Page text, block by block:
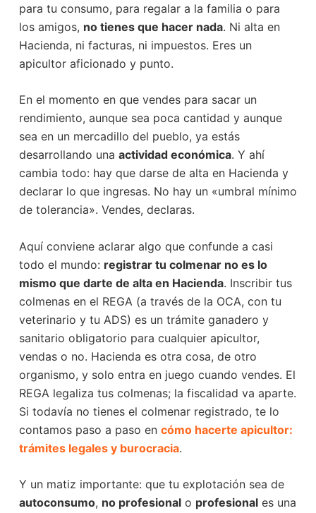
para tu consumo, para regalar a la familia o para
los amigos, no tienes que hacer nada. Ni alta en
Hacienda, ni facturas, ni impuestos. Eres un
apicultor aficionado y punto.
En el momento en que vendes para sacar un
rendimiento, aunque sea poca cantidad y aunque
sea en un mercadillo del pueblo, ya estás
desarrollando una actividad económica. Y ahí
cambia todo: hay que darse de alta en Hacienda y
declarar lo que ingresas. No hay un «umbral mínimo
de tolerancia». Vendes, declaras.
Aquí conviene aclarar algo que confunde a casi
todo el mundo: registrar tu colmenar no es lo
mismo que darte de alta en Hacienda. Inscribir tus
colmenas en el REGA (a través de la OCA, con tu
veterinario y tu ADS) es un trámite ganadero y
sanitario obligatorio para cualquier apicultor,
vendas o no. Hacienda es otra cosa, de otro
organismo, y solo entra en juego cuando vendes. El
REGA legaliza tus colmenas; la fiscalidad va aparte.
Si todavía no tienes el colmenar registrado, te lo
contamos paso a paso en cómo hacerte apicultor:
trámites legales y burocracia.
Y un matiz importante: que tu explotación sea de
autoconsumo, no profesionalo profesionales una